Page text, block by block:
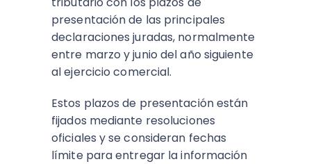
presentación de las principales
declaraciones juradas, normalmente
entre marzo y junio del año siguiente
al ejercicio comercial.
Estos plazos de presentación están
fijados mediante resoluciones
oficiales y se consideran fechas
límite para entregar la información